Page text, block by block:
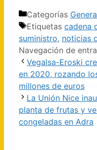
Categorías
Etiquetas cadena
suministro, noticias
Navegación de
Vegalsa-Eroski
en 2020, rozando
millones de euros
La Unión Nice
planta de frutas y
congeladas en Adra